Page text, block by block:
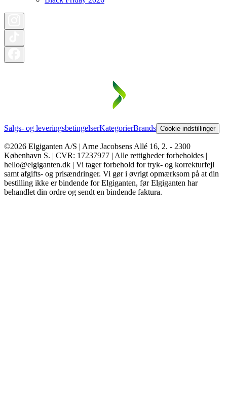
Salgs- og leveringsbetingelserKategorierBrands Cookie indstillinger
©2026 Elgiganten A/S | Arne Jacobsens Allé 16, 2. - 2300
København S. | CVR: 17237977 | Alle rettigheder forbeholdes |
hello@elgiganten.dk | Vi tager forbehold for tryk- og korrekturfejl
samt afgifts- og prisændringer. Vi gør i øvrigt opmærksom på at din
bestilling ikke er bindende for Elgiganten, før Elgiganten har
behandlet din ordre og sendt en bindende faktura.